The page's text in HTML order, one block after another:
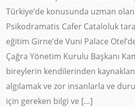
Türkiye’de konusunda uzman
Psikodramatis Cafer Cataloluk
eğitim Girne’de Vuni Palace
Çağra Yönetim Kurulu Başkanı
bireylerin kendilerinden
algılamak ve zor insanlarla ve
için gereken bilgi ve […]